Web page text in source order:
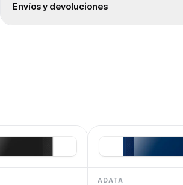
Envíos y devoluciones
Cambios y devoluciones según la Ley de
ADATA